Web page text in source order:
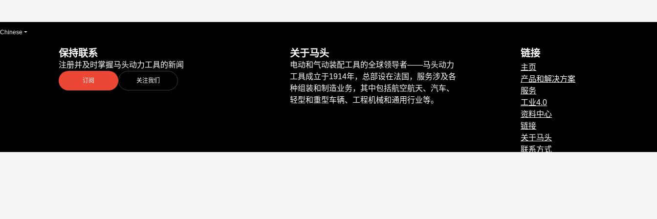
Chinese
保持联系
注册并及时掌握马头动力工具的新闻
订阅 关注我们
关于马头
电动和气动装配工具的全球领导者——马头动力
工具成立于1914年，总部设在法国，服务涉及各
种组装和制造业务，其中包括航空航天、汽车、
轻型和重型车辆、工程机械和通用行业等。
链接
主页
产品和解决方案
服务
工业4.0
资料中心
链接
关于马头
联系方式